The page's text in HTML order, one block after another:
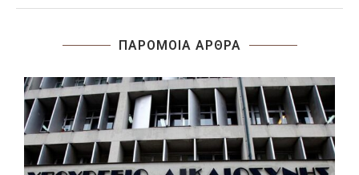
ΠΑΡΟΜΟΙΑ ΑΡΘΡΑ